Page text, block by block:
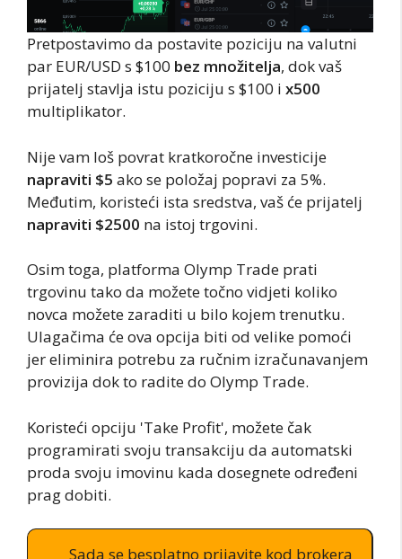
Pretpostavimo da postavite poziciju na valutni
par EUR/USD s $100 bez množitelja, dok vaš
prijatelj stavlja istu poziciju s $100 i x500
multiplikator.
Nije vam loš povrat kratkoročne investicije
napraviti $5 ako se položaj popravi za 5%.
Međutim, koristeći ista sredstva, vaš će prijatelj
napraviti $2500 na istoj trgovini.
Osim toga, platforma Olymp Trade prati
trgovinu tako da možete točno vidjeti koliko
novca možete zaraditi u bilo kojem trenutku.
Ulagačima će ova opcija biti od velike pomoći
jer eliminira potrebu za ručnim izračunavanjem
provizija dok to radite do Olymp Trade.
Koristeći opciju 'Take Profit', možete čak
programirati svoju transakciju da automatski
proda svoju imovinu kada dosegnete određeni
prag dobiti.
Sada se besplatno prijavite kod brokera